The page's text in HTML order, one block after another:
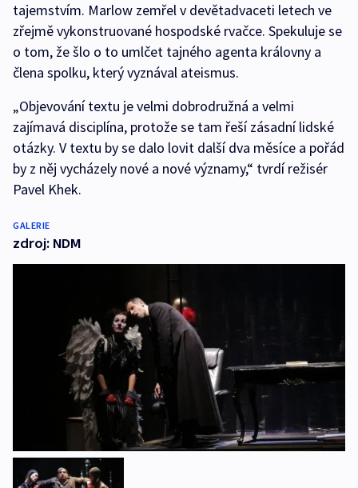
tajemstvím. Marlow zemřel v devětadvaceti letech ve
zřejmě vykonstruované hospodské rvačce. Spekuluje se
o tom, že šlo o to umlčet tajného agenta královny a
člena spolku, který vyznával ateismus.
„Objevování textu je velmi dobrodružná a velmi
zajímavá disciplína, protože se tam řeší zásadní lidské
otázky. V textu by se dalo lovit další dva měsíce a pořád
by z něj vycházely nové a nové významy,“ tvrdí režisér
Pavel Khek.
GALERIE
zdroj: NDM